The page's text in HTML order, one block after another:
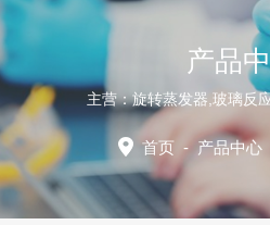
产品
主营：旋转蒸发器,玻璃反
首页 - 产品中心